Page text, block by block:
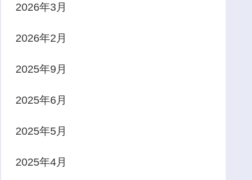
2026年3月
2026年2月
2025年9月
2025年6月
2025年5月
2025年4月